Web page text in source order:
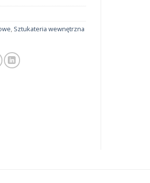
, Sztukateria wewnętrzna